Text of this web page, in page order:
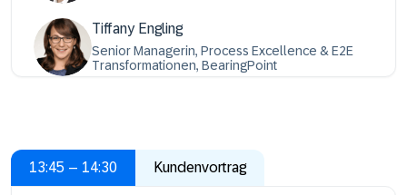
Tiffany Engling
Senior Managerin, Process Excellence & E2E
Transformationen, BearingPoint
13:45 – 14:30 Kundenvortrag